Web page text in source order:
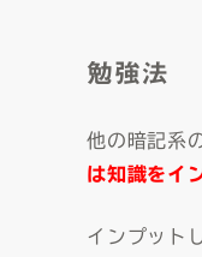
勉強法
他の暗記系
は知識をイ
インプット